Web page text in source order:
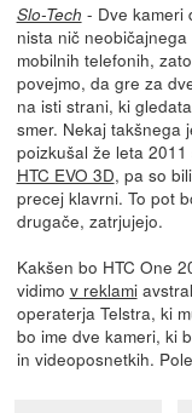
Slo-Tech - Dve kameri
nista nič neobičajnega
mobilnih telefonih,
povejmo, da gre za
na isti strani, ki
smer. Nekaj takšnega
poizkušal že leta 2011
HTC EVO 3D, pa so
precej klavrni. To pot
drugače, zatrjujejo.
Kakšen bo HTC One
vidimo v reklami
operaterja Telstra, ki
bo ime dve kameri, ki
in videoposnetkih.